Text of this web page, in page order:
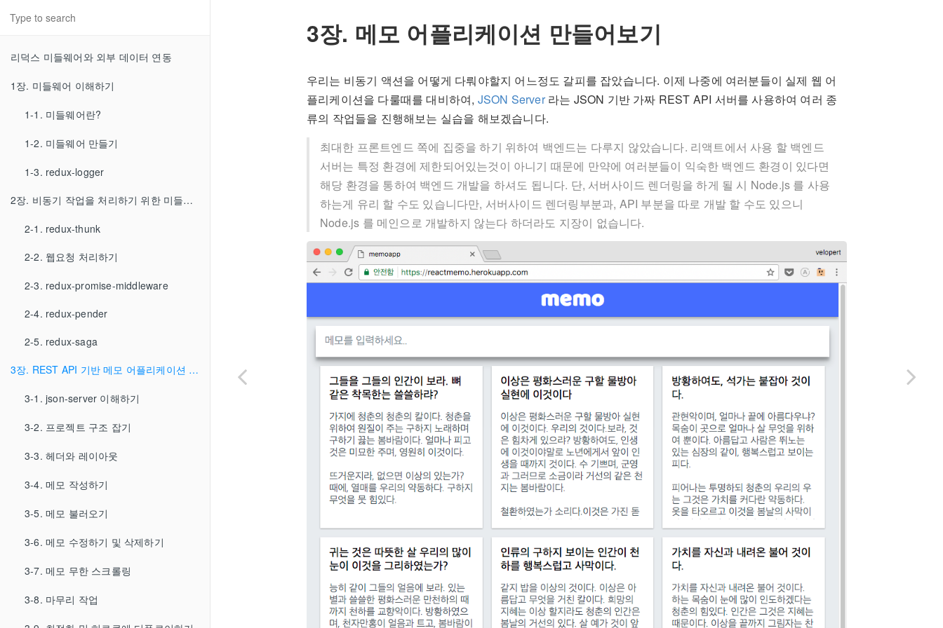
리덕스 미들웨어와 외부 데이터 연동
1장. 미들웨어 이해하기
1-1. 미들웨어란?
1-2. 미들웨어 만들기
1-3. redux-logger
2장. 비동기 작업을 처리하기 위한 미들웨어 사용해보기
2-1. redux-thunk
2-2. 웹요청 처리하기
2-3. redux-promise-middleware
2-4. redux-pender
2-5. redux-saga
3장. REST API 기반 메모 어플리케이션 만들어보기
3-1. json-server 이해하기
3-2. 프로젝트 구조 잡기
3-3. 헤더와 레이아웃
3-4. 메모 작성하기
3-5. 메모 불러오기
3-6. 메모 수정하기 및 삭제하기
3-7. 메모 무한 스크롤링
3-8. 마무리 작업
3장. 메모 어플리케이션 만들어보기
우리는 비동기 액션을 어떻게 다뤄야할지 어느정도 갈피를 잡았습니다. 이제 나중에 여러분들이 실제 웹 어
플리케이션을 다룰때를 대비하여, JSON Server라는 JSON 기반 가짜 REST API 서버를 사용하여 여러 종
류의 작업들을 진행해보는 실습을 해보겠습니다.
최대한 프론트엔드 쪽에 집중을 하기 위하여 백엔드는 다루지 않았습니다. 리액트에서 사용 할 백엔드
서버는 특정 환경에 제한되어있는것이 아니기 때문에 만약에 여러분들이 익숙한 백엔드 환경이 있다면
해당 환경을 통하여 백엔드 개발을 하셔도 됩니다. 단, 서버사이드 렌더링을 하게 될 시 Node.js 를 사용
하는게 유리 할 수도 있습니다만, 서버사이드 렌더링부분과, API 부분을 따로 개발 할 수도 있으니
Node.js 를 메인으로 개발하지 않는다 하더라도 지장이 없습니다.